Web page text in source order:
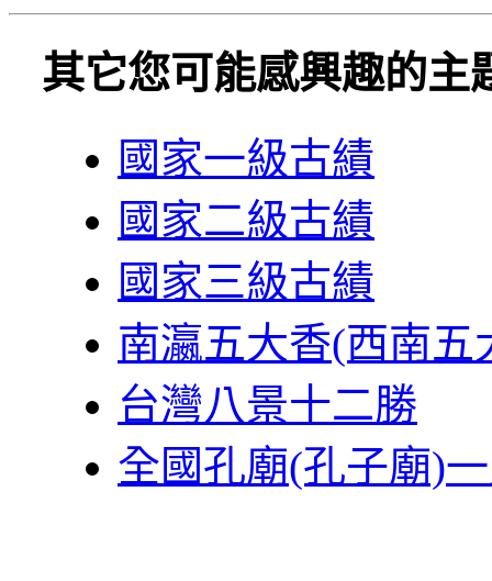
其它您可能感興趣的主
國家一級古績
國家二級古績
國家三級古績
南瀛五大香(西南五
台灣八景十二勝
全國孔廟(孔子廟)